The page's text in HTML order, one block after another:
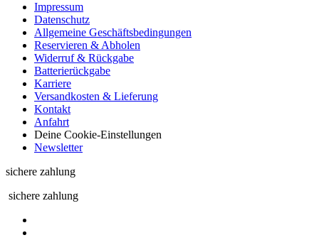
Impressum
Datenschutz
Allgemeine Geschäftsbedingungen
Reservieren & Abholen
Widerruf & Rückgabe
Batterierückgabe
Karriere
Versandkosten & Lieferung
Kontakt
Anfahrt
Deine Cookie-Einstellungen
Newsletter
sichere zahlung
sichere zahlung